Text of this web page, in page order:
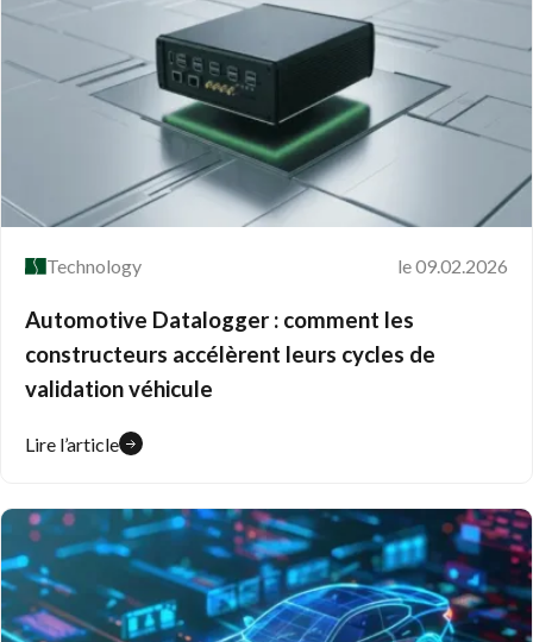
Technology le 09.02.2026
Automotive Datalogger : comment les
constructeurs accélèrent leurs cycles de
validation véhicule
Lire l’article